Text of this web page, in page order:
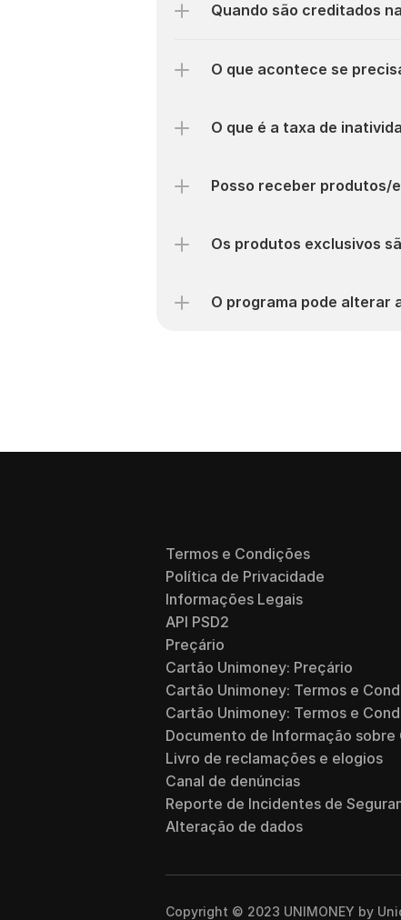
Quando são creditados
O que acontece se
O que é a taxa de
Posso receber produtos/
Os produtos exclusivos
O programa pode alterar
Termos e Condições
Política de Privacidade
Informações Legais
API PSD2
Preçário
Cartão Unimoney: Preçário
Cartão Unimoney: Termos e
Cartão Unimoney: Termos e
Documento de Informação sobre
Livro de reclamações e elogios
Canal de denúncias
Reporte de Incidentes de
Alteração de dados
Copyright © 2023 UNIMONEY by